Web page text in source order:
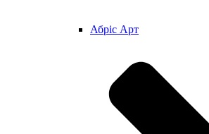
Абріс Арт